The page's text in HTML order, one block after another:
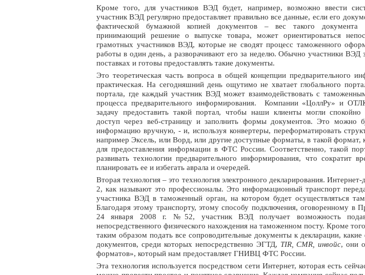
Кроме того, для участников ВЭД будет, например, возможно ввести
участник ВЭД регулярно предоставляет правильно все данные, если его
фактической бумажной копией документов – вес такого
принимающий решение о выпуске товара, может ориентироваться
грамотных участников ВЭД, которые не сводят процесс таможенного
работы в один день, а разворачивают его за неделю. Обычно участники ВЭД
поставках и готовы предоставлять такие документы.
Это теоретическая часть вопроса в общей концепции предварительного
практическая. На сегодняшний день ощутимо не хватает глобального
портала, где каждый участник ВЭД может взаимодействовать с
процесса предварительного информирования. Компании «ЦоллРу» и
задачу предоставить такой портал, чтобы наши клиенты могли спокойно
доступ через веб-страницу и заполнить формы документов. Это можно
информацию вручную, - и, используя конвертеры, переформатировать
например Эксель, или Ворд, или другие доступные форматы, в такой формат,
для предоставления информации в ФТС России. Соответственно, такой
развивать технологии предварительного информирования, что сократит
планировать ее и избегать аврала и очередей.
Вторая технология – это технология электронного декларирования. Интернет-
2, как называют это профессионалы. Это информационный транспорт
участника ВЭД в таможенный орган, на котором будет осуществляться
Благодаря этому транспорту, этому способу подключения, оговоренному в
24 января 2008 г. №52, участник ВЭД получает возможность
непосредственного физического нахождения на таможенном посту. Кроме
таким образом подать все сопроводительные документы к декларации,
документов, среди которых непосредственно ЭГТД, TIR,CMR, инвойс, они
форматов», который нам предоставляет ГНИВЦ ФТС России.
Эта технология используется посредством сети Интернет, которая есть